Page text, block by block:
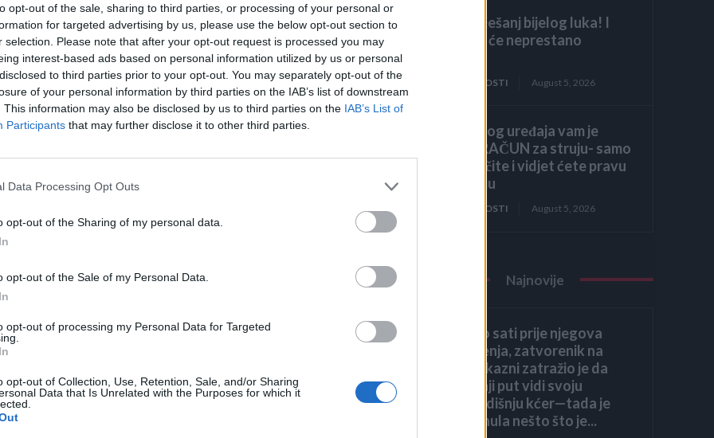
opt-out of the sale, sharing to third parties, or processing of your personal or
for targeted advertising by us, please use the below opt-out section to
selection. Please note that after your opt-out request is processed you may
interest-based ads based on personal information utilized by us or personal
to third parties prior to your opt-out. You may separately opt-out of the
of your personal information by third parties on the IAB’s list of downstream
This information may also be disclosed by us to third parties on the IAB’s List of
Participants that may further disclose it to other third parties.
Data Processing Opt Outs
opt-out of the Sharing of my personal data.
opt-out of the Sale of my Personal Data.
opt-out of processing my Personal Data for Targeted
opt-out of Collection, Use, Retention, Sale, and/or Sharing
Data that Is Unrelated with the Purposes for which it
bolest vezivnog tkiva koja je najizraženija u zglobovima.
tkivo, kosti i, ponekad, unutrašnje organe.
ručni zglobovi, ramena, koljena i skočni zglobovi.
Floride pokazuje da bakterija koju ljudi lako pokupe
koji rastu u kravljem stajnjaku može izazvati
predispoziciju za ovu bolest.
sa reumatoidnim artritisom i 48 zdravih dobrovoljaca.
dok je u prošlosti samo 8 odsto zdravih bilo izloženo
genetskom mutacijom i koji su kasnije izloženi
stoke imaju veći rizik od razvoja reumatoidnog
Samo 1 češanj bijelog luka! I
orhideja će neprestano
ZANIMLJIVOSTI August 5, 2026
Zbog ovog uređaja vam je
VISOK RAČUN za struju- samo
ga isključite i vidjet ćete pravu
potrošnju
ZANIMLJIVOSTI August 5, 2026
Najnovije
Nekoliko sati prije njegova
pogubljenja, zatvorenik na
smrtnoj kazni zatražio je da
posljednji put vidi svoju
osmogodišnju kćer—tada je
ona šapnula nešto što je...